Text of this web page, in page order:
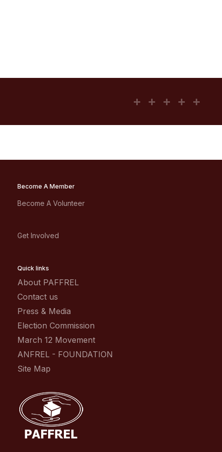
Become A Member
Become A Volunteer
Get Involved
Quick links
About PAFFREL
Contact us
Press & Media
Election Commission
March 12 Movement
ANFREL - FOUNDATION
Site Map